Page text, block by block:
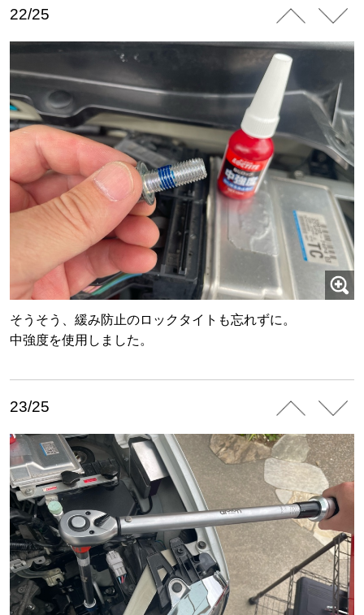
22/25
そうそう、緩み防止のロックタイトも忘れずに。
中強度を使用しました。
23/25